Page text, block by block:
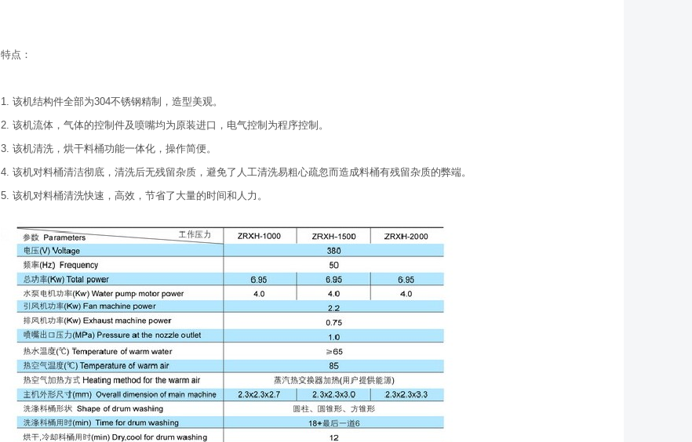
特点：
1. 该机结构件全部为304不锈钢精制，造型美观。
2. 该机流体，气体的控制件及喷嘴均为原装进口，电气控制为程序控制。
3. 该机清洗，烘干料桶功能一体化，操作简便。
4. 该机对料桶清洁彻底，清洗后无残留杂质，避免了人工清洗易粗心疏忽而造成料桶有残留杂质的弊端。
5. 该机对料桶清洗快速，高效，节省了大量的时间和人力。